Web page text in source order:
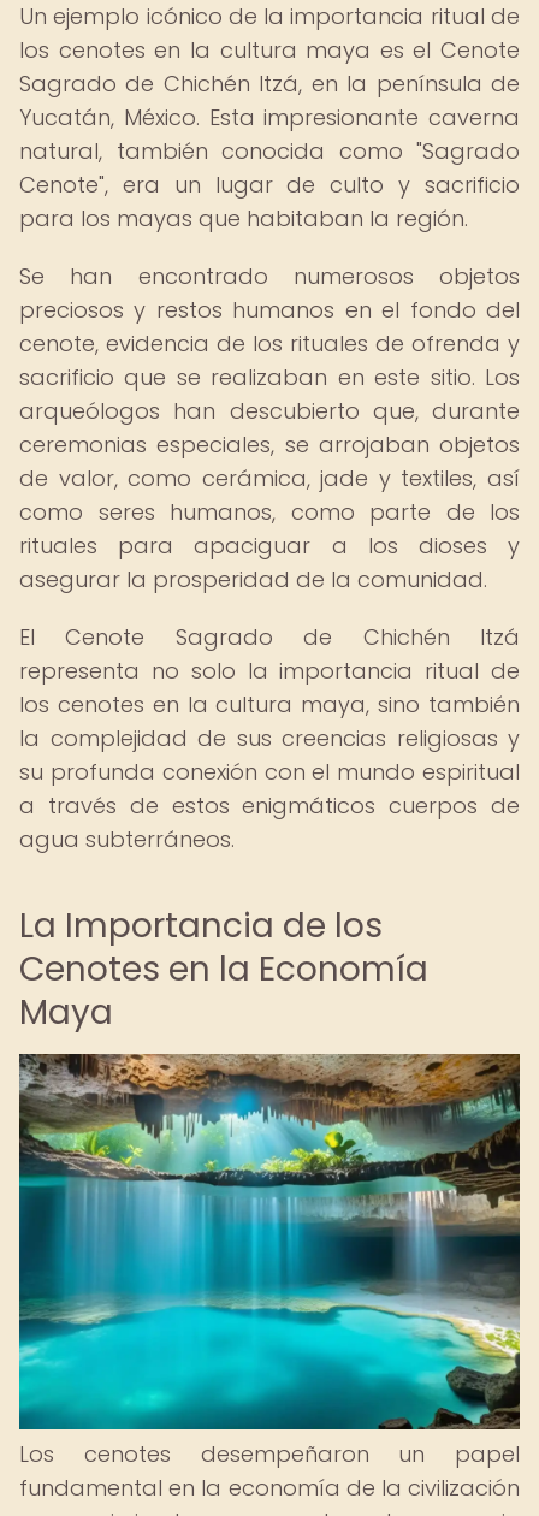
Un ejemplo icónico de la importancia ritual de
los cenotes en la cultura maya es el Cenote
Sagrado de Chichén Itzá, en la península de
Yucatán, México. Esta impresionante caverna
natural, también conocida como "Sagrado
Cenote", era un lugar de culto y sacrificio
para los mayas que habitaban la región.
Se han encontrado numerosos objetos
preciosos y restos humanos en el fondo del
cenote, evidencia de los rituales de ofrenda y
sacrificio que se realizaban en este sitio. Los
arqueólogos han descubierto que, durante
ceremonias especiales, se arrojaban objetos
de valor, como cerámica, jade y textiles, así
como seres humanos, como parte de los
rituales para apaciguar a los dioses y
asegurar la prosperidad de la comunidad.
El Cenote Sagrado de Chichén Itzá
representa no solo la importancia ritual de
los cenotes en la cultura maya, sino también
la complejidad de sus creencias religiosas y
su profunda conexión con el mundo espiritual
a través de estos enigmáticos cuerpos de
agua subterráneos.
La Importancia de los
Cenotes en la Economía
Maya
Los cenotes desempeñaron un papel
fundamental en la economía de la civilización